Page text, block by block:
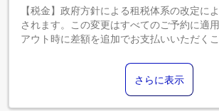
【税金】政府方針による租税体系の改定に
されます。この変更はすべてのご予約に適
アウト時に差額を追加でお支払いいただく
さらに表示